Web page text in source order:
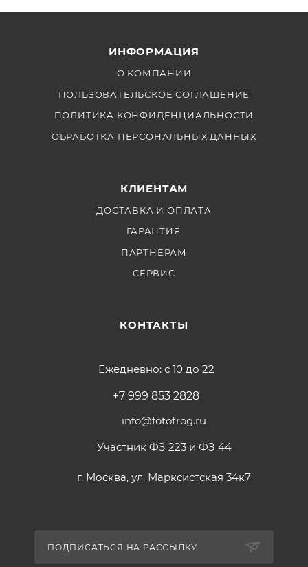
ИНФОРМАЦИЯ
О КОМПАНИИ
ПОЛЬЗОВАТЕЛЬСКОЕ СОГЛАШЕНИЕ
ПОЛИТИКА КОНФИДЕНЦИАЛЬНОСТИ
ОБРАБОТКА ПЕРСОНАЛЬНЫХ ДАННЫХ
КЛИЕНТАМ
ДОСТАВКА И ОПЛАТА
ГАРАНТИЯ
ПАРТНЕРАМ
СЕРВИС
КОНТАКТЫ
Ежедневно: с 10 до 22
+7 999 853 2828
info@fotofrog.ru
Участник ФЗ 223 и ФЗ 44
г. Москва, ул. Марксистская 34к7
ПОДПИСАТЬСЯ НА РАССЫЛКУ